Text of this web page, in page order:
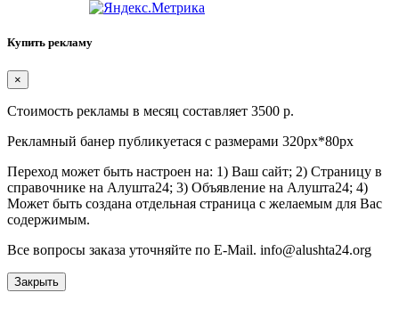
Купить рекламу
×
Стоимость рекламы в месяц составляет 3500 р.
Рекламный банер публикуетася с размерами 320px*80px
Переход может быть настроен на: 1) Ваш сайт; 2) Страницу в
справочнике на Алушта24; 3) Объявление на Алушта24; 4)
Может быть создана отдельная страница с желаемым для Вас
содержимым.
Все вопросы заказа уточняйте по E-Mail. info@alushta24.org
Закрыть